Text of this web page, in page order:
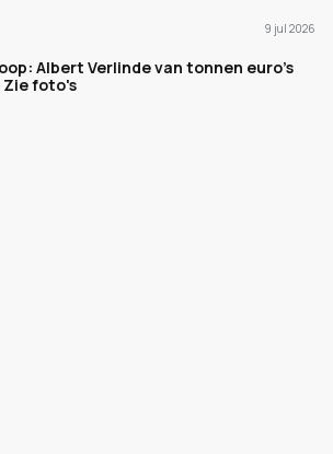
9 jul 2026
Albert Verlinde van tonnen euro's
Zie foto's